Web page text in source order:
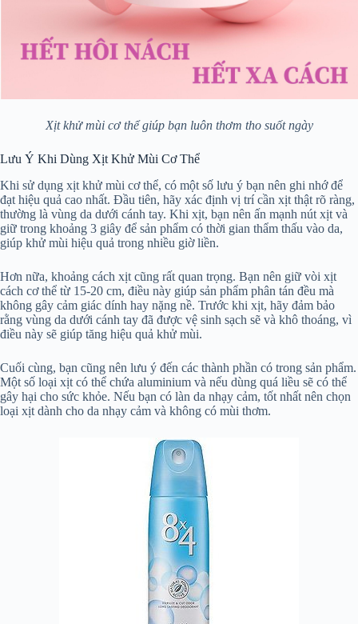
Xịt khử mùi cơ thể giúp bạn luôn thơm tho suốt ngày
Lưu Ý Khi Dùng Xịt Khử Mùi Cơ Thể
Khi sử dụng xịt khử mùi cơ thể, có một số lưu ý bạn nên ghi nhớ để
đạt hiệu quả cao nhất. Đầu tiên, hãy xác định vị trí cần xịt thật rõ ràng,
thường là vùng da dưới cánh tay. Khi xịt, bạn nên ấn mạnh nút xịt và
giữ trong khoảng 3 giây để sản phẩm có thời gian thẩm thấu vào da,
giúp khử mùi hiệu quả trong nhiều giờ liền.
Hơn nữa, khoảng cách xịt cũng rất quan trọng. Bạn nên giữ vòi xịt
cách cơ thể từ 15-20 cm, điều này giúp sản phẩm phân tán đều mà
không gây cảm giác dính hay nặng nề. Trước khi xịt, hãy đảm bảo
rằng vùng da dưới cánh tay đã được vệ sinh sạch sẽ và khô thoáng, vì
điều này sẽ giúp tăng hiệu quả khử mùi.
Cuối cùng, bạn cũng nên lưu ý đến các thành phần có trong sản phẩm.
Một số loại xịt có thể chứa aluminium và nếu dùng quá liều sẽ có thể
gây hại cho sức khỏe. Nếu bạn có làn da nhạy cảm, tốt nhất nên chọn
loại xịt dành cho da nhạy cảm và không có mùi thơm.